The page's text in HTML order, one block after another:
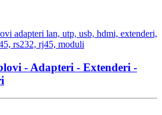
- Adapteri - Extenderi -